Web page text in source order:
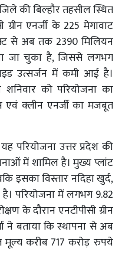
की बिल्हौर तहसील स्थित
ग्रीन एनर्जी के 225 मेगावाट
से अब तक 2390 मिलियन
जा चुका है, जिससे लगभग
उत्सर्जन में कमी आई है।
शनिवार को परियोजना का
एवं क्लीन एनर्जी का मजबूत
परियोजना उत्तर प्रदेश की
में शामिल है। मुख्य प्लांट
इसका विस्तार नदिहा खुर्द,
परियोजना में लगभग 9.82
के दौरान एनटीपीसी ग्रीन
ने बताया कि स्थापना से अब
मूल्य करीब 717 करोड़ रुपये